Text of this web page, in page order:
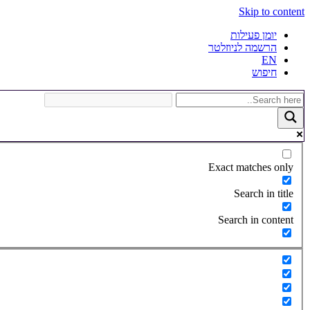
Skip to content
יומן פעילות
הרשמה לניוזלטר
EN
חיפוש
Exact matches only
Search in title
Search in content